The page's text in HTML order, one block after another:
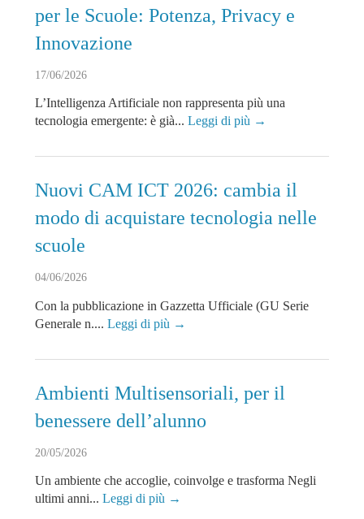
per le Scuole: Potenza, Privacy e
Innovazione
17/06/2026
L’Intelligenza Artificiale non rappresenta più una
tecnologia emergente: è già... Leggi di più →
Nuovi CAM ICT 2026: cambia il
modo di acquistare tecnologia nelle
scuole
04/06/2026
Con la pubblicazione in Gazzetta Ufficiale (GU Serie
Generale n.... Leggi di più →
Ambienti Multisensoriali, per il
benessere dell’alunno
20/05/2026
Un ambiente che accoglie, coinvolge e trasforma Negli
ultimi anni... Leggi di più →